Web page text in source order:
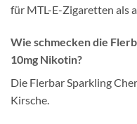
für MTL-E-Zigaretten als
Wie schmecken die
10mg Nikotin?
Die Flerbar Sparkling
Kirsche.